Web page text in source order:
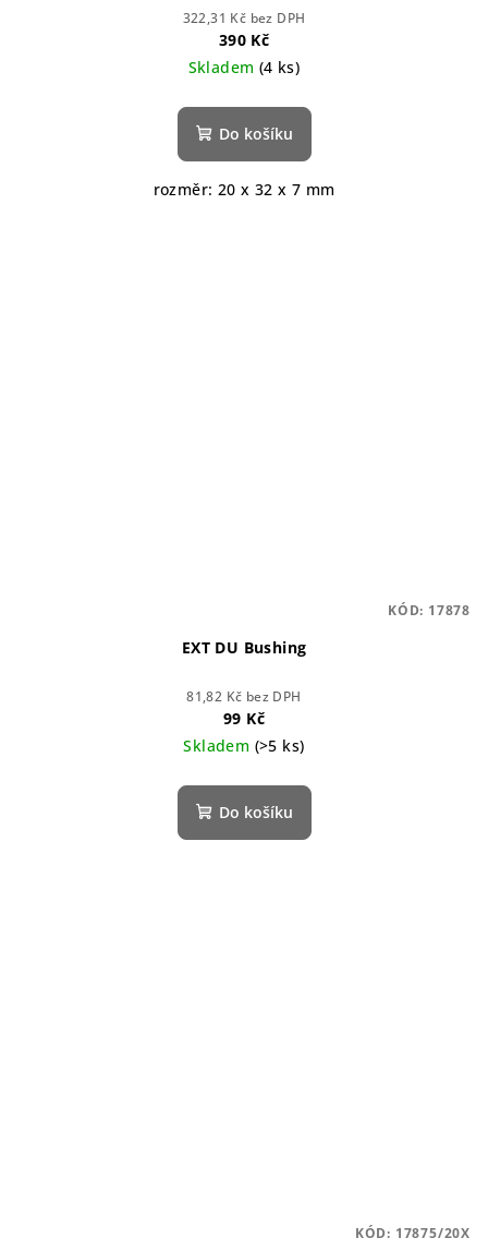
322,31 Kč bez DPH
390 Kč
Skladem (4 ks)
Do košíku
rozměr: 20 x 32 x 7 mm
EXT DU Bushing
81,82 Kč bez DPH
99 Kč
Skladem (>5 ks)
Do košíku
KÓD: 17878
KÓD: 17875/20X